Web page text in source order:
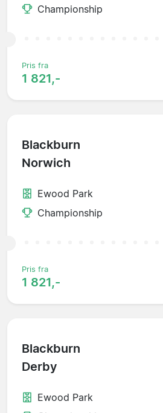
Championship
Pris fra
1 821,-
Blackburn
Norwich
Ewood Park
Championship
Pris fra
1 821,-
Blackburn
Derby
Ewood Park